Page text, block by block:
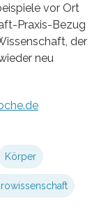
vor Ort
Praxis-Bezug
der
neu
Körper